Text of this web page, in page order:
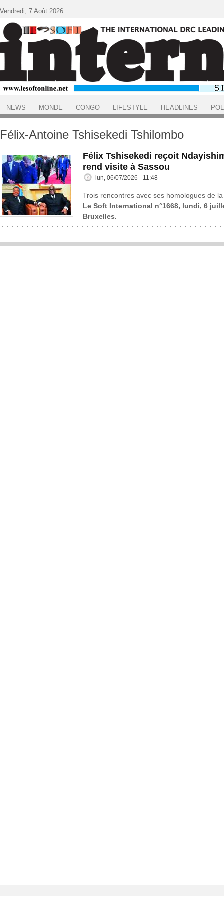
ACCUEIL
Félix‑Antoine Tshisekedi Tshilombo
Félix Tshisekedi reçoit
rend visite à Sassou
lun, 06/07/2026 - 11:48
Trois rencontres avec ses homologues de
Le Soft International n°1668, lundi, 6
Bruxelles.
Vendredi, 7 Août 2026
NEWS MONDE CONGO LIFESTYLE HEADLINES